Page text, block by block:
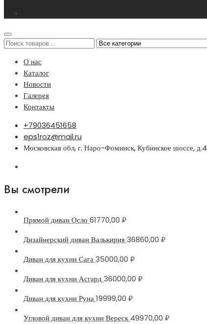
О нас
Каталог
Новости
Галерея
Контакты
+79036451658
eps1roz@mail.ru
Московская обл, г. Наро-Фоминск, Кубинское шоссе, д.4
Вы смотрели
Прямой диван Осло 61770,00 ₽
Дизайнерский диван Валькирия36860,00 ₽
Диван для кухни Сага35000,00 ₽
Диван для кухни Асгард36000,00 ₽
Диван для кухни Руна19999,00 ₽
Угловой диван для кухни Вереск 49970,00 ₽